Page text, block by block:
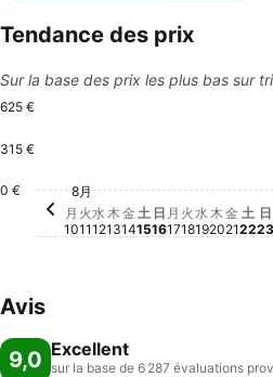
Tendance des prix
Sur la base des prix les plus bas sur
625 €
315 €
0 € 月, 8月 10
257 €
8月
月
10
火, 8月 11
302 €
火
11
水, 8月 12
Aucun prix
水
12
木, 8月 13
301 €
木
13
金, 8月 14
257 €
金
14
土, 8月 15
252 €
土
15
日, 8月 16
230 €
日
16
月, 8月 17
239 €
月
17
火, 8月 18
243 €
火
18
水, 8月
248 €
水
19
木, 8
243 €
木
20
金,
248
金
21
土
土
22
日
23
Avis
9,0 Excellent
sur la base de 6 287 évaluations